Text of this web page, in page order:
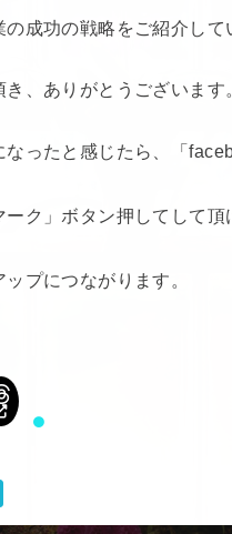
成功の戦略をご紹介して
、ありがとうございます
ったと感じたら、「
ーク」ボタン押してして頂
プにつながります。